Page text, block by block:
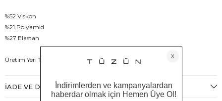
%52 Viskon
%21 Polyamid
%27 Elastan
Üretim Yeri Türkiye
İADE VE DEĞIŞIM